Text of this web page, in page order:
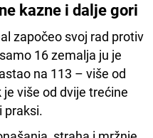
kazne i dalje gori
započeo svoj rad protiv
16 zemalja ju je
na 113 – više od
više od dvije trećine
praksi.